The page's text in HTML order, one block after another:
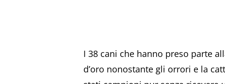
I 38 cani che hanno preso parte
d’oro nonostante gli orrori e la